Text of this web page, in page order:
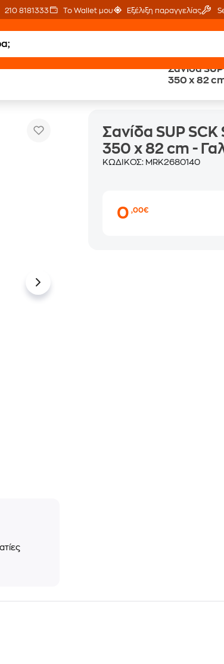
210 8181333 Το Wallet μου Εξέλιξη παραγγελίας
Σανίδα
350 x 82
Σανίδα SUP
350 x 82 cm -
ΚΩΔΙΚΟΣ: MRK2680140
0,00€